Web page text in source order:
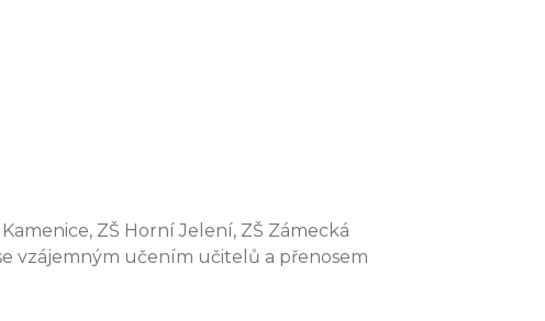
ZŠ Horní Jelení, ZŠ Zámecká
vzájemným učením učitelů a přenosem